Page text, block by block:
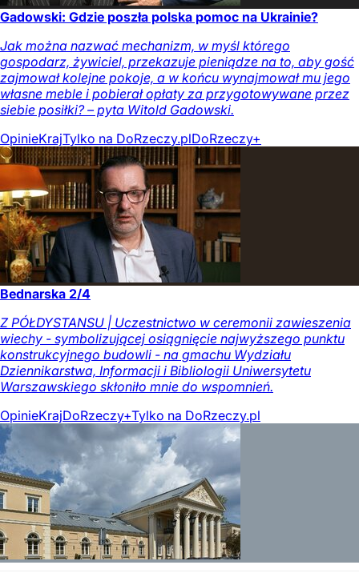
Gadowski: Gdzie poszła polska pomoc na Ukrainie?
Jak można nazwać mechanizm, w myśl którego
gospodarz, żywiciel, przekazuje pieniądze na to, aby gość
zajmował kolejne pokoje, a w końcu wynajmował mu jego
własne meble i pobierał opłaty za przygotowywane przez
siebie posiłki? – pyta Witold Gadowski.
OpinieKrajTylko na DoRzeczy.plDoRzeczy+
Bednarska 2/4
Z PÓŁDYSTANSU | Uczestnictwo w ceremonii zawieszenia
wiechy - symbolizującej osiągnięcie najwyższego punktu
konstrukcyjnego budowli - na gmachu Wydziału
Dziennikarstwa, Informacji i Bibliologii Uniwersytetu
Warszawskiego skłoniło mnie do wspomnień.
OpinieKrajDoRzeczy+Tylko na DoRzeczy.pl